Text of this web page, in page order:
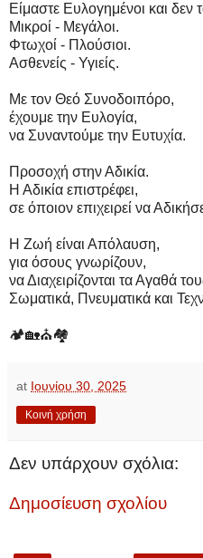
Είμαστε Ευλογημένοι και δεν
Μικροί - Μεγάλοι.
Φτωχοί - Πλούσιοι.
Ασθενείς - Υγιείς.
Με τον Θεό Συνοδοιπόρο,
έχουμε την Ευλογία,
να Συναντούμε την Ευτυχία.
Προσοχή στην Αδικία.
Η Αδικία επιστρέφει,
σε όποιον επιχειρεί να
Η Ζωή είναι Απόλαυση,
για όσους γνωρίζουν,
να Διαχειρίζονται τα Αγαθά
Σωματικά, Πνευματικά και
🏕️🏡⛪🏘️
at Ιουνίου 30, 2025
Κοινή χρήση
Δεν υπάρχουν σχόλια:
Δημοσίευση σχολίου